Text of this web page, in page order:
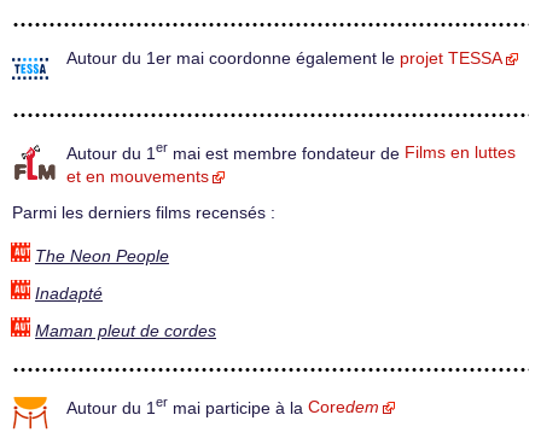
Autour du 1er mai coordonne également le projet TESSA
Autour du 1 er mai est membre fondateur de Films en luttes
et en mouvements
Parmi les derniers films recensés :
The Neon People
Inadapté
Maman pleut de cordes
Autour du 1 er mai participe à la Coredem